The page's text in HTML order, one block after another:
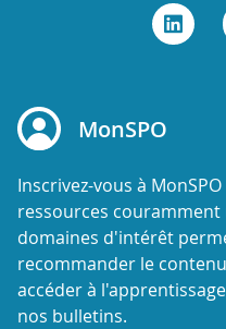
MonSPO
Inscrivez-vous à
ressources
domaines d'intérêt
recommander le
accéder à
nos bulletins.